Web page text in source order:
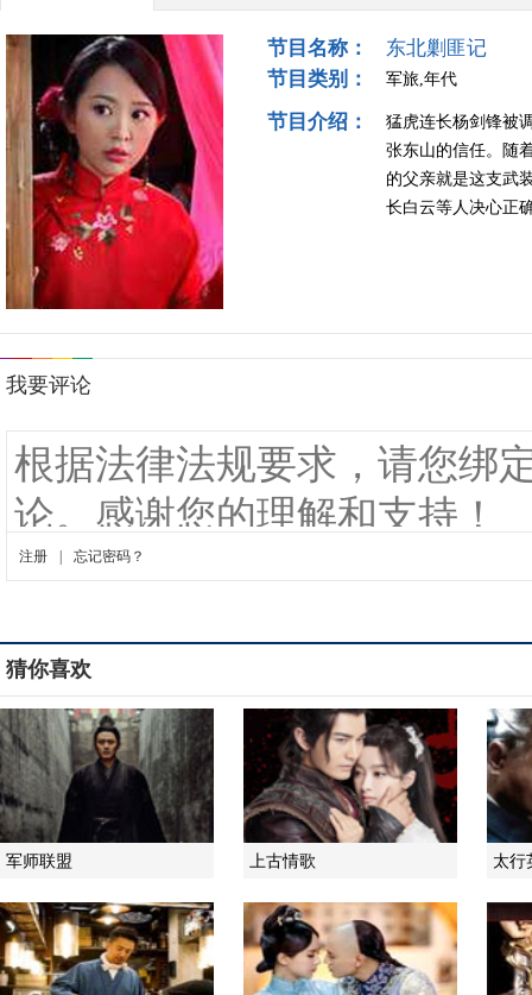
节目名称：
东北剿匪记
节目类别：
军旅,年代
节目介绍：
猛虎连长杨剑锋被
张东山的信任。随
的父亲就是这支武
长白云等人决心正
猜你喜欢
军师联盟 上古情歌 太行